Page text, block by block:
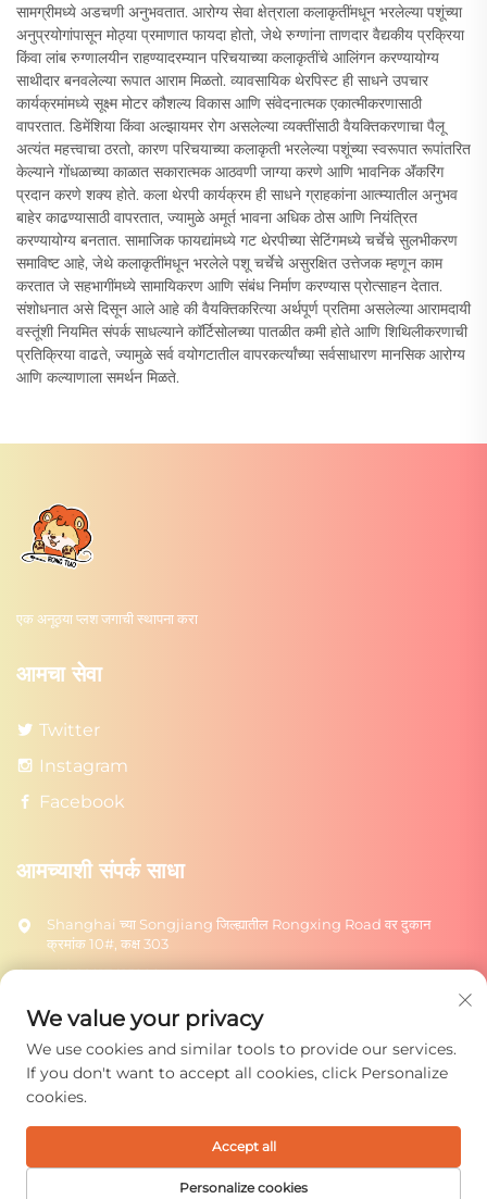
सामग्रीमध्ये अडचणी अनुभवतात. आरोग्य सेवा क्षेत्राला कलाकृतींमधून भरलेल्या पशूंच्या
अनुप्रयोगांपासून मोठ्या प्रमाणात फायदा होतो, जेथे रुग्णांना ताणदार वैद्यकीय प्रक्रिया
किंवा लांब रुग्णालयीन राहण्यादरम्यान परिचयाच्या कलाकृतींचे आलिंगन करण्यायोग्य
साथीदार बनवलेल्या रूपात आराम मिळतो. व्यावसायिक थेरपिस्ट ही साधने उपचार
कार्यक्रमांमध्ये सूक्ष्म मोटर कौशल्य विकास आणि संवेदनात्मक एकात्मीकरणासाठी
वापरतात. डिमेंशिया किंवा अल्झायमर रोग असलेल्या व्यक्तींसाठी वैयक्तिकरणाचा पैलू
अत्यंत महत्त्वाचा ठरतो, कारण परिचयाच्या कलाकृती भरलेल्या पशूंच्या स्वरूपात रूपांतरित
केल्याने गोंधळाच्या काळात सकारात्मक आठवणी जाग्या करणे आणि भावनिक अ‍ॅंकरिंग
प्रदान करणे शक्य होते. कला थेरपी कार्यक्रम ही साधने ग्राहकांना आत्म्यातील अनुभव
बाहेर काढण्यासाठी वापरतात, ज्यामुळे अमूर्त भावना अधिक ठोस आणि नियंत्रित
करण्यायोग्य बनतात. सामाजिक फायद्यांमध्ये गट थेरपीच्या सेटिंगमध्ये चर्चेचे सुलभीकरण
समाविष्ट आहे, जेथे कलाकृतींमधून भरलेले पशू चर्चेचे असुरक्षित उत्तेजक म्हणून काम
करतात जे सहभागींमध्ये सामायिकरण आणि संबंध निर्माण करण्यास प्रोत्साहन देतात.
संशोधनात असे दिसून आले आहे की वैयक्तिकरित्या अर्थपूर्ण प्रतिमा असलेल्या आरामदायी
वस्तूंशी नियमित संपर्क साधल्याने कॉर्टिसोलच्या पातळीत कमी होते आणि शिथिलीकरणाची
प्रतिक्रिया वाढते, ज्यामुळे सर्व वयोगटातील वापरकर्त्यांच्या सर्वसाधारण मानसिक आरोग्य
आणि कल्याणाला समर्थन मिळते.
एक अनूठ्या प्लश जगाची स्थापना करा
आमचा सेवा
Twitter
Instagram
Facebook
आमच्याशी संपर्क साधा
Shanghai च्या Songjiang जिल्ह्यातील Rongxing Road वर दुकान
क्रमांक 10#, कक्ष 303
+86-18217615209
पाठवा
कॉपीराइट © 2025 शंघाई रोंग्टुओ टॉयज कंपनी लिमिटेड. सर्व हक्क राखून.
We value your privacy
We use cookies and similar tools to provide our services.
If you don't want to accept all cookies, click Personalize
cookies.
Personalize cookies
Accept all